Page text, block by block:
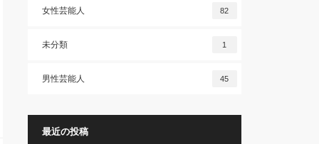
女性芸能人 82
未分類 1
男性芸能人 45
最近の投稿